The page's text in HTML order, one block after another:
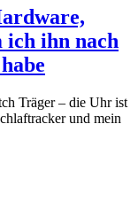
ich ihn nach
Träger – die Uhr ist
und mein